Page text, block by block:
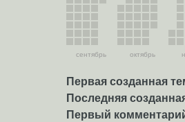
сентябрь октябрь
Первая созданная
Последняя
Первый